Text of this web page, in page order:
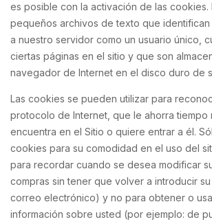
es posible con la activación de las cookies.
pequeños archivos de texto que identifican
a nuestro servidor como un usuario único,
ciertas páginas en el sitio y que son
navegador de Internet en el disco duro de
Las cookies se pueden utilizar para
protocolo de Internet, que le ahorra tiempo
encuentra en el Sitio o quiere entrar a él.
cookies para su comodidad en el uso del
para recordar cuando se desea modificar
compras sin tener que volver a introducir
correo electrónico) y no para obtener o
información sobre usted (por ejemplo: de